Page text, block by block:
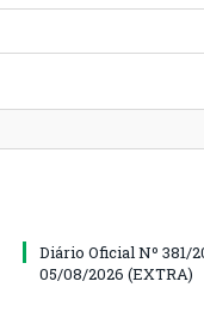
Diário Oficial Nº 381/
05/08/2026 (EXTRA)